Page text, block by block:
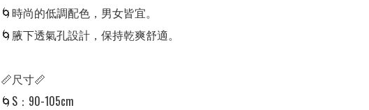
🌀時尚的低調配色，男女皆宜。
🌀腋下透氣孔設計，保持乾爽舒適。
📏尺寸📏
🌀S：90-105cm